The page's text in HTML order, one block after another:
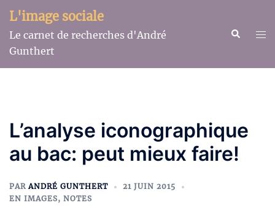
Aller
au
contenu
L'image sociale
Le carnet de recherches d'André
Gunthert
L’analyse iconographique
au bac: peut mieux faire!
PARANDRÉ GUNTHERT
21 JUIN 2015
EN IMAGES, NOTES